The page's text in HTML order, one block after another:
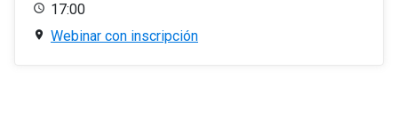
17:00
Webinar con inscripción